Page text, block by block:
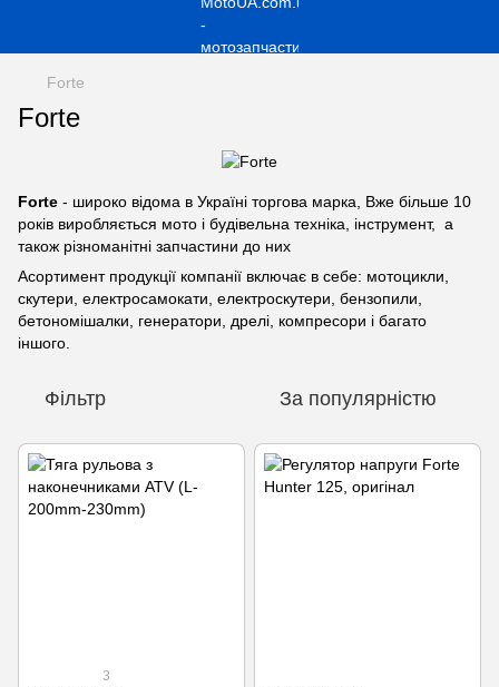
Forte
Forte
Forte - широко відома в Україні торгова марка, Вже більше 10
років виробляється мото і будівельна техніка, інструмент, а
також різноманітні запчастини до них
Асортимент продукції компанії включає в себе: мотоцикли,
скутери, електросамокати, електроскутери, бензопили,
бетономішалки, генератори, дрелі, компресори і багато
іншого.
Фільтр За популярністю
3